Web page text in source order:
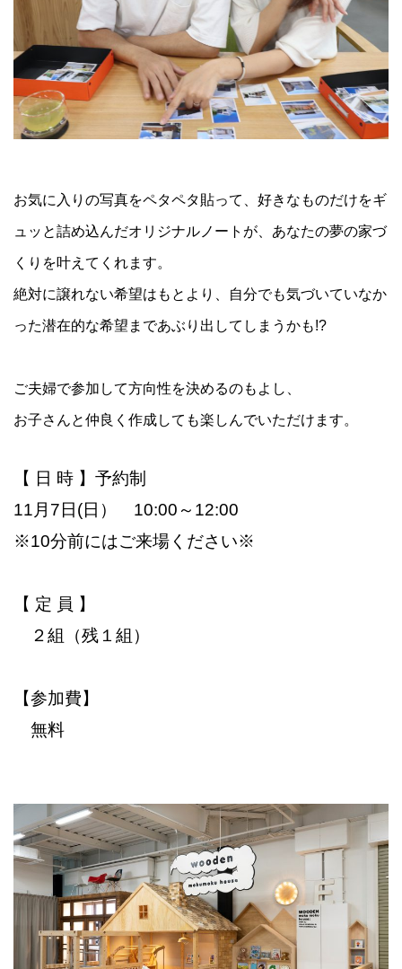
お気に入りの写真をペタペタ貼って、好きなものだけをギ
ュッと詰め込んだオリジナルノートが、あなたの夢の家づ
くりを叶えてくれます。
絶対に譲れない希望はもとより、自分でも気づいていなか
った潜在的な希望まであぶり出してしまうかも!?
ご夫婦で参加して方向性を決めるのもよし、
お子さんと仲良く作成しても楽しんでいただけます。
【 日 時 】予約制
11月7日(日） 10:00～12:00
※10分前にはご来場ください※
【 定 員 】
２組（残１組）
【参加費】
無料